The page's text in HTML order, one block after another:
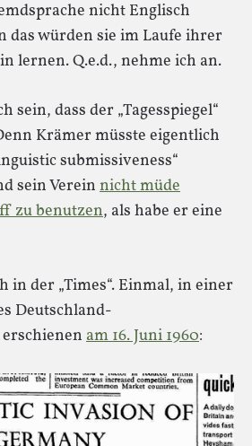
nicht Englisch
das würden sie im Laufe ihrer
lernen. Q.e.d., nehme ich an.
sein, dass der „Tagesspiegel“
Krämer müsste eigentlich
submissiveness“
sein Vereinnicht müde
zu benutzen, als habe er eine
in der „Times“. Einmal, in einer
Deutschland-
am 16. Juni 1960: